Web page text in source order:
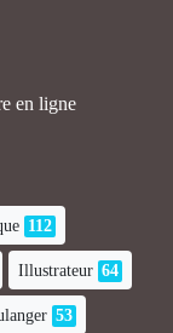
en ligne
112
Illustrateur 64
53